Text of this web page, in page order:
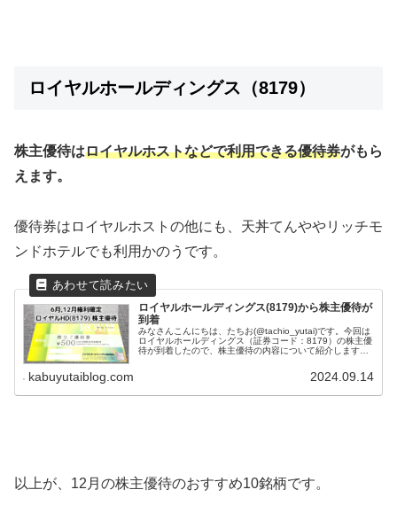
ロイヤルホールディングス（8179）
株主優待はロイヤルホストなどで利用できる優待券がもら
えます。
優待券はロイヤルホストの他にも、天丼てんややリッチモ
ンドホテルでも利用かのうです。
ロイヤルホールディングス(8179)から株主優待が
到着
みなさんこんにちは、たちお(@tachio_yutai)です。今回は
ロイヤルホールディングス（証券コード：8179）の株主優
待が到着したので、株主優待の内容について紹介します。
kabuyutaiblog.com 2024.09.14
以上が、12月の株主優待のおすすめ10銘柄です。